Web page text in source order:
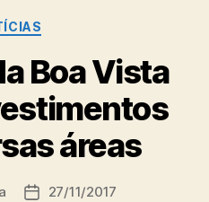
Categorias
Boa Vista
áreas
Data27/11/2017